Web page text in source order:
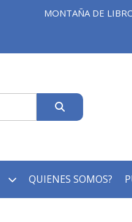
MONTAÑA DE
QUIENES SOMOS?